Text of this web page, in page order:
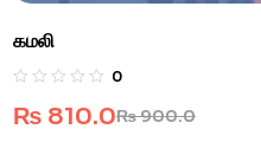
கமலி
0
₨900.0
₨ 810.0